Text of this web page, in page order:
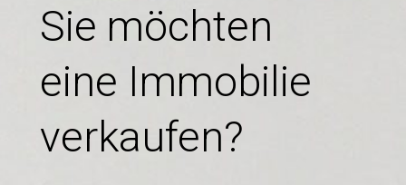
Sie möchten
eine Immobilie
verkaufen?